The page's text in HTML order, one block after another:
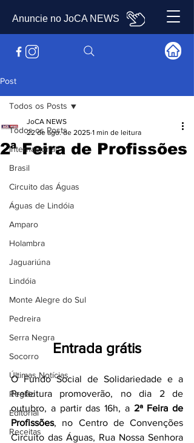
Anuncie no JoCA NEWS
Post
Todos os Posts
Internacional
Brasil
Circuito das Águas
Águas de Lindóia
Amparo
Holambra
Jaguariúna
Lindóia
Monte Alegre do Sul
Pedreira
Serra Negra
Socorro
Últimas Notícias
Região
Editorial
Receitas
Todos os Posts
2ª Feira de Profissões
JoCA NEWS
22 de ago. de 2025 1 min de leitura
Entrada grátis
O Fundo Social de Solidariedade e a
Prefeitura promoverão, no dia 2 de
outubro, a partir das 16h, a 2ª Feira de
Profissões, no Centro de Convenções
Circuito das Águas, Rua Nossa Senhora